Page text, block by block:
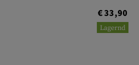
€ 33,90
Lagernd